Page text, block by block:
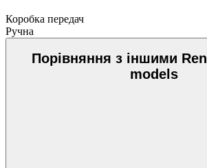
Коробка передач
Ручна
Порівняння з іншими
models